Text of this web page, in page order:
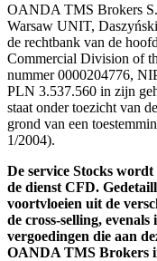
OANDA TMS Brokers
Warsaw UNIT,
de rechtbank van de
Commercial Division of
nummer 0000204776,
PLN 3.537.560 in zijn
staat onder toezicht van
grond van een
1/2004).
De service Stocks wordt
de dienst CFD.
voortvloeien uit de
de cross-selling,
vergoedingen die aan
OANDA TMS Brokers